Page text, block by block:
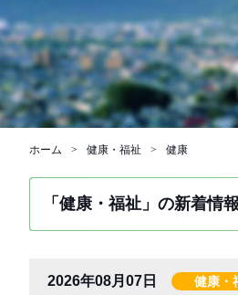
ホーム 健康・福祉 健康
「健康・福祉」の新着情報
2026年08月07日 健康・